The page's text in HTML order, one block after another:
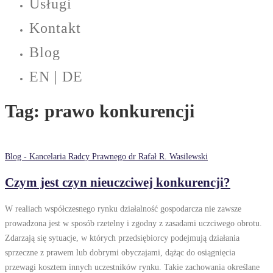
Usługi
Kontakt
Blog
EN | DE
Tag: prawo konkurencji
Blog - Kancelaria Radcy Prawnego dr Rafał R. Wasilewski
Czym jest czyn nieuczciwej konkurencji?
W realiach współczesnego rynku działalność gospodarcza nie zawsze
prowadzona jest w sposób rzetelny i zgodny z zasadami uczciwego obrotu.
Zdarzają się sytuacje, w których przedsiębiorcy podejmują działania
sprzeczne z prawem lub dobrymi obyczajami, dążąc do osiągnięcia
przewagi kosztem innych uczestników rynku. Takie zachowania określane